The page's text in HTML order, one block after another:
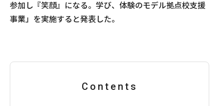
参加し『笑顔』になる。学び、体験のモデル拠点校支援
事業」を実施すると発表した。
Contents